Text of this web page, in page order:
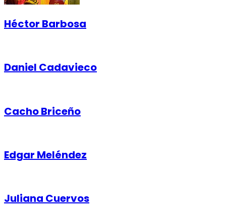
Héctor Barbosa
Daniel Cadavieco
Cacho Briceño
Edgar Meléndez
Juliana Cuervos